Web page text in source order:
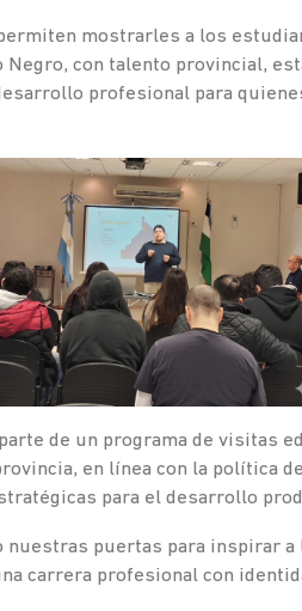
mostrarles a los
Negro, con talento provincial,
profesional para
de un programa de visitas
en línea con la política
para el desarrollo
nuestras puertas para inspirar
carrera profesional con